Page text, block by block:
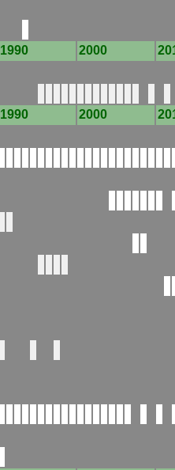
1990 2000
1990 2000